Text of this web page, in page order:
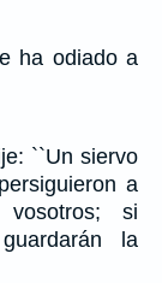
ha odiado a
``Un siervo
a
si
la